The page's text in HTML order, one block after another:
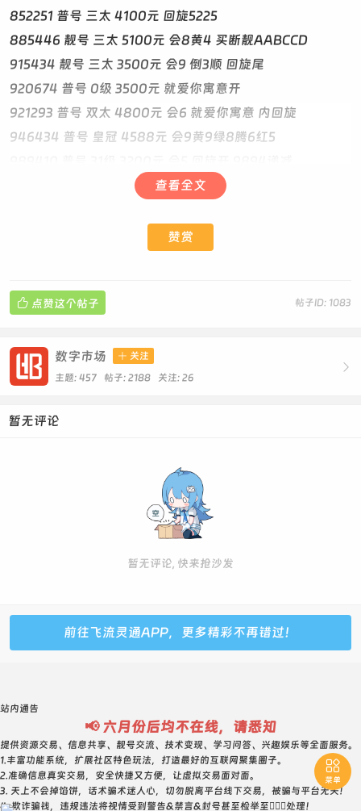
852251 普号 三太 4100元 回旋5225
885446 靓号 三太 5100元 会8黄4 买断靓AABCCD
915434 靓号 三太 3500元 会9 倒3顺 回旋尾
920674 普号 0级 3500元 就爱你寓意开
921293 普号 双太 4800元 会6 就爱你寓意 内回旋
946434 普号 皇冠 4588元 会9黄9绿8腾6红5
994433 靓号 44级 9300元 会6 极品AABBCC 普点靓
--------------------------------
1258091 靓号 25级 780元 会6 元老1开
1721147 普号 0级 600元 0违规 元老1开 内对子
1829461--1级--普号--750元
2214927--0级--普号--750元
2372727 普号 1级 2250元 0违规 237组合ABCACAC
2392826 普号 18级 680元 0违规 回旋 棍子类型
2510873--5级--普号--800元
2543634--5级--普号--800元 内3顺 回旋
2565879--5级--普号--800元
2621907--0级--普号--800元
2686093--5级--普号--800元
2781471--1级--普号--750元
2784735--5级--普号--750元
2793181--1级--普号--800元
查看全文
赞赏
帖子ID: 1083
 点赞这个帖子

数字市场  关注
主题: 457 帖子: 2188 关注: 26
暂无评论
暂无评论, 快来抢沙发
前往飞流灵通APP，更多精彩不再错过！

菜单
站内通告
📢 六月份后均不在线，请悉知
提供资源交易、信息共享、靓号交流、技术变现、学习问答、兴趣娱乐等全面服务。
1.丰富功能系统，扩展社区特色玩法，打造最好的互联网聚集圈子。
2.准确信息真实交易，安全快捷又方便，让虚拟交易面对面。
3. 天上不会掉馅饼，话术骗术迷人心，切勿脱离平台线下交易，被骗与平台无关！
4. 欺诈骗钱，违规违法将视情受到警告&禁言&封号甚至检举至👮🏻‍♀️处理！